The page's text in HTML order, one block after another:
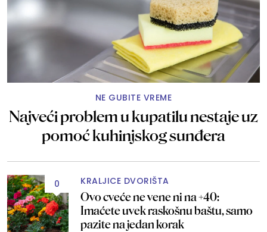
NE GUBITE VREME
Najveći problem u kupatilu nestaje uz
pomoć kuhinjskog sunđera
0 KRALJICE DVORIŠTA
Ovo cveće ne vene ni na +40:
Imaćete uvek raskošnu baštu, samo
pazite na jedan korak